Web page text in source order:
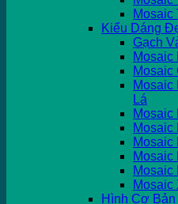
Mosaic
Kiểu Dáng
Gạch
Mosaic
Mosaic
Mosaic
Lá
Mosaic
Mosaic
Mosaic
Mosaic
Mosaic
Hình Cơ Bản